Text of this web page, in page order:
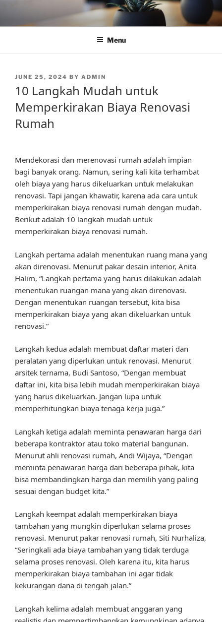
content
Menu
POSTED
JUNE 25, 2024 BY ADMIN
10 Langkah Mudah untuk
Memperkirakan Biaya Renovasi
Rumah
Mendekorasi dan merenovasi rumah adalah impian
bagi banyak orang. Namun, sering kali kita terhambat
oleh biaya yang harus dikeluarkan untuk melakukan
renovasi. Tapi jangan khawatir, karena ada cara untuk
memperkirakan biaya renovasi rumah dengan mudah.
Berikut adalah 10 langkah mudah untuk
memperkirakan biaya renovasi rumah.
Langkah pertama adalah menentukan ruang mana yang
akan direnovasi. Menurut pakar desain interior, Anita
Halim, “Langkah pertama yang harus dilakukan adalah
menentukan ruangan mana yang akan direnovasi.
Dengan menentukan ruangan tersebut, kita bisa
memperkirakan biaya yang akan dikeluarkan untuk
renovasi.”
Langkah kedua adalah membuat daftar materi dan
peralatan yang diperlukan untuk renovasi. Menurut
arsitek ternama, Budi Santoso, “Dengan membuat
daftar ini, kita bisa lebih mudah memperkirakan biaya
yang harus dikeluarkan. Jangan lupa untuk
memperhitungkan biaya tenaga kerja juga.”
Langkah ketiga adalah meminta penawaran harga dari
beberapa kontraktor atau toko material bangunan.
Menurut ahli renovasi rumah, Andi Wijaya, “Dengan
meminta penawaran harga dari beberapa pihak, kita
bisa membandingkan harga dan memilih yang paling
sesuai dengan budget kita.”
Langkah keempat adalah memperkirakan biaya
tambahan yang mungkin diperlukan selama proses
renovasi. Menurut pakar renovasi rumah, Siti Nurhaliza,
“Seringkali ada biaya tambahan yang tidak terduga
selama proses renovasi. Oleh karena itu, kita harus
memperkirakan biaya tambahan ini agar tidak
kekurangan dana di tengah jalan.”
Langkah kelima adalah membuat anggaran yang